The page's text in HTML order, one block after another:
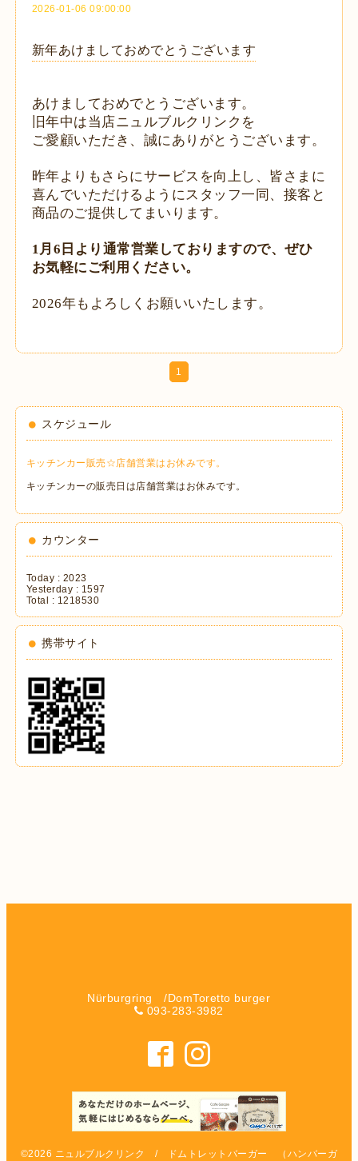
2026-01-06 09:00:00
新年あけましておめでとうございます
あけましておめでとうございます。
旧年中は当店ニュルブルクリンクを
ご愛顧いただき、誠にありがとうございます。
昨年よりもさらにサービスを向上し、皆さまに
喜んでいただけるようにスタッフ一同、接客と
商品のご提供してまいります。
1月6日より通常営業しておりますので、ぜひ
お気軽にご利用ください。
2026年もよろしくお願いいたします。
1
スケジュール
キッチンカー販売☆店舗営業はお休みです。
キッチンカーの販売日は店舗営業はお休みです。
カウンター
Today : 2023
Yesterday : 1597
Total : 1218530
携帯サイト
Nürburgring /DomToretto burger
093-283-3982
©2026 ニュルブルクリンク / ドムトレットバーガー （ハンバーガ